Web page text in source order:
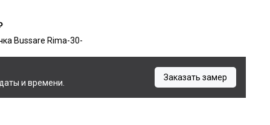
Bussare Rima-30-
и времени.
Заказать замер